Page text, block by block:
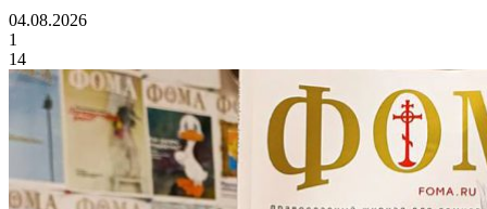
04.08.2026
1
14